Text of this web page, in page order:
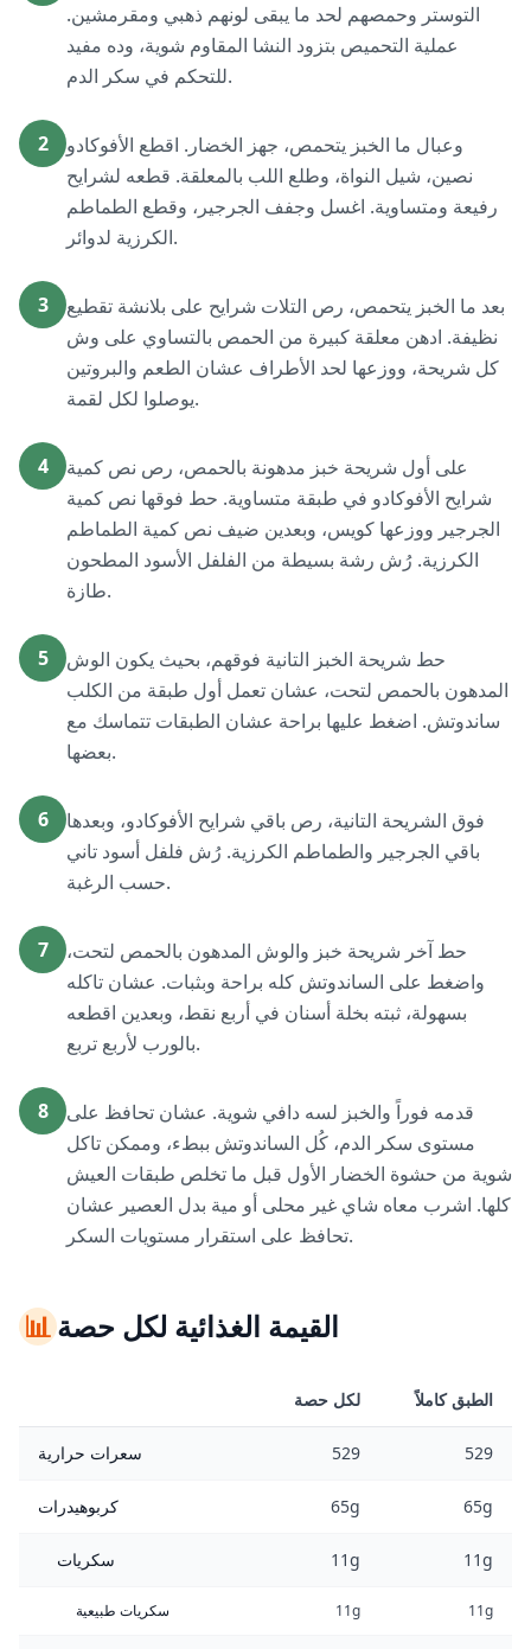
التوستر وحمصهم لحد ما يبقى لونهم ذهبي ومقرمشين.
عملية التحميص بتزود النشا المقاوم شوية، وده مفيد
للتحكم في سكر الدم.
2
وعبال ما الخبز يتحمص، جهز الخضار. اقطع الأفوكادو
نصين، شيل النواة، وطلع اللب بالمعلقة. قطعه لشرايح
رفيعة ومتساوية. اغسل وجفف الجرجير، وقطع الطماطم
الكرزية لدوائر.
3
بعد ما الخبز يتحمص، رص التلات شرايح على بلانشة تقطيع
نظيفة. ادهن معلقة كبيرة من الحمص بالتساوي على وش
كل شريحة، ووزعها لحد الأطراف عشان الطعم والبروتين
يوصلوا لكل لقمة.
4
على أول شريحة خبز مدهونة بالحمص، رص نص كمية
شرايح الأفوكادو في طبقة متساوية. حط فوقها نص كمية
الجرجير ووزعها كويس، وبعدين ضيف نص كمية الطماطم
الكرزية. رُش رشة بسيطة من الفلفل الأسود المطحون
طازة.
5
حط شريحة الخبز التانية فوقهم، بحيث يكون الوش
المدهون بالحمص لتحت، عشان تعمل أول طبقة من الكلب
ساندوتش. اضغط عليها براحة عشان الطبقات تتماسك مع
بعضها.
6
فوق الشريحة التانية، رص باقي شرايح الأفوكادو، وبعدها
باقي الجرجير والطماطم الكرزية. رُش فلفل أسود تاني
حسب الرغبة.
7
حط آخر شريحة خبز والوش المدهون بالحمص لتحت،
واضغط على الساندوتش كله براحة وبثبات. عشان تاكله
بسهولة، ثبته بخلة أسنان في أربع نقط، وبعدين اقطعه
بالورب لأربع تربع.
8
قدمه فوراً والخبز لسه دافي شوية. عشان تحافظ على
مستوى سكر الدم، كُل الساندوتش ببطء، وممكن تاكل
شوية من حشوة الخضار الأول قبل ما تخلص طبقات العيش
كلها. اشرب معاه شاي غير محلى أو مية بدل العصير عشان
تحافظ على استقرار مستويات السكر.
📊القيمة الغذائية لكل حصة
لكل حصة الطبق كاملاً
سعرات حرارية 529 529
كربوهيدرات 65g 65g
سكريات 11g 11g
سكريات طبيعية 11g 11g